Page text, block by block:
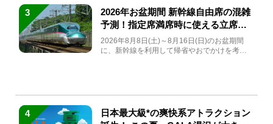
3
2026年お盆期間 新幹線自由席の混雑
予測！指定席満席時に使える立席特
急券も解説
2026年8月8日(土)～8月16日(日)のお盆期間
に、新幹線を利用して帰省やおでかけを考え
4
日本最大級*の爽快系アトラクション